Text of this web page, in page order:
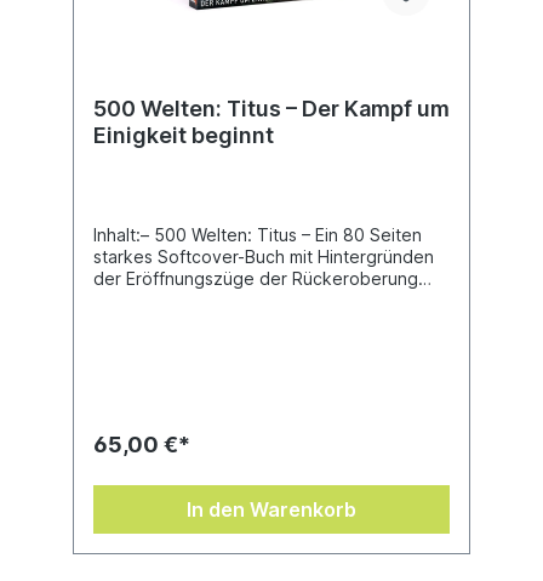
500 Welten: Titus – Der Kampf um
Einigkeit beginnt
Inhalt:– 500 Welten: Titus – Ein 80 Seiten
starkes Softcover-Buch mit Hintergründen
der Eröffnungszüge der Rückeroberung
Missionen und verknüpfter Kampagnen.–
eine narrative Kampagne des größeren
Konflikts, in der alle Teilnehmenden ihren
65,00 €*
In den Warenkorb